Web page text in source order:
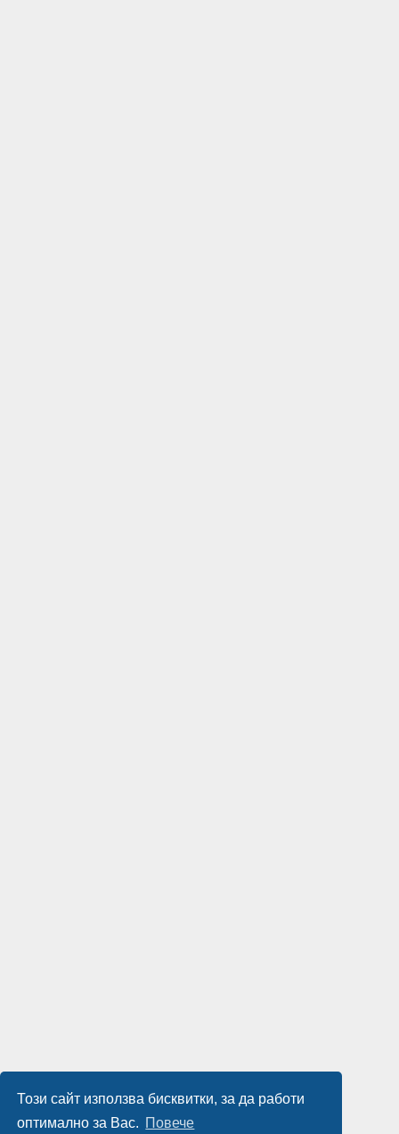
Този сайт използва бисквитки, за да работи
оптимално за Вас. Повече